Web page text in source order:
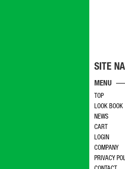
SITE
MENU
TOP
LOOK BOOK
NEWS
CART
LOGIN
COMPANY
PRIVACY